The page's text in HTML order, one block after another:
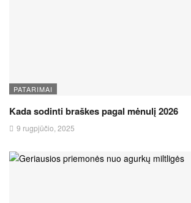
PATARIMAI
Kada sodinti braškes pagal mėnulį 2026
9 rugpjūčio, 2025